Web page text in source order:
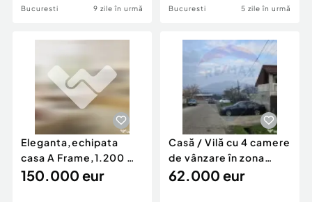
Bucuresti 9 zile în urmă Bucuresti 5 zile în urmă
Eleganta,echipata
casa A Frame,1.200 mp
teren,deschidere Pia
150.000 eur
Casă / Vilă cu 4 camere
de vânzare în zona
Periferie
62.000 eur